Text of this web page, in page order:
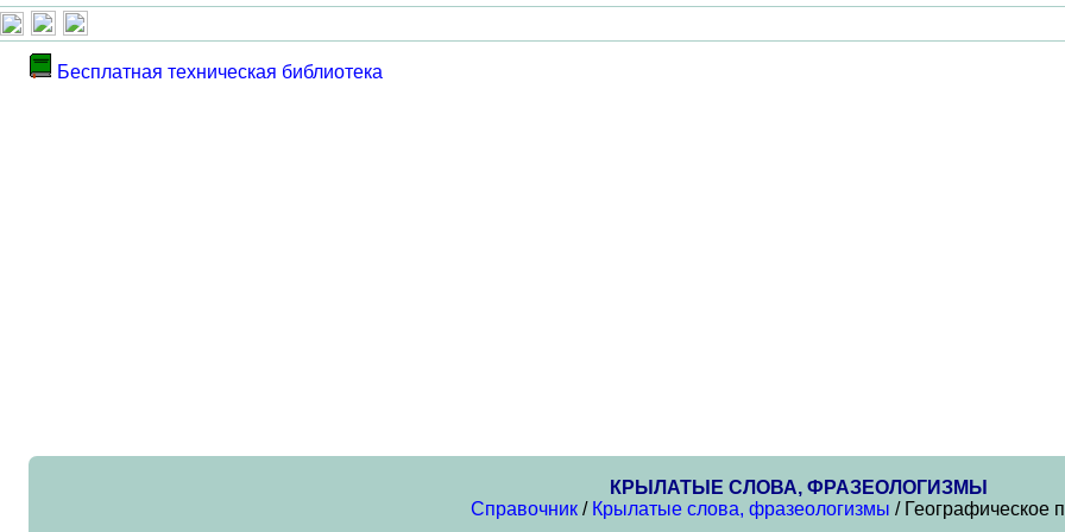
Бесплатная техническая библиотека
КРЫЛАТЫЕ СЛОВА, ФРАЗЕОЛОГИЗМЫ
Справочник / Крылатые слова, фразеологизмы / Географическое